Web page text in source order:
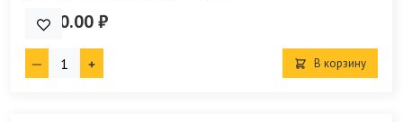
1 990.00 ₽
В корзину